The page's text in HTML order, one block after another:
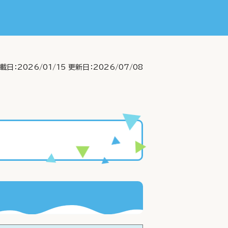
日：2026/01/15 更新日：2026/07/08